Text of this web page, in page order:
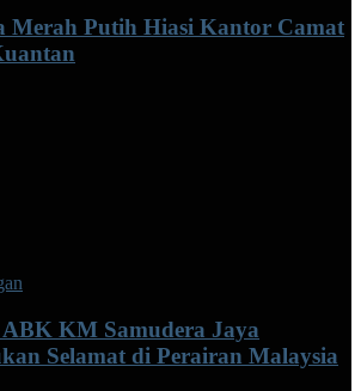
Merah Putih Hiasi Kantor Camat
KM Samudera Jaya
Selamat di Perairan Malaysia